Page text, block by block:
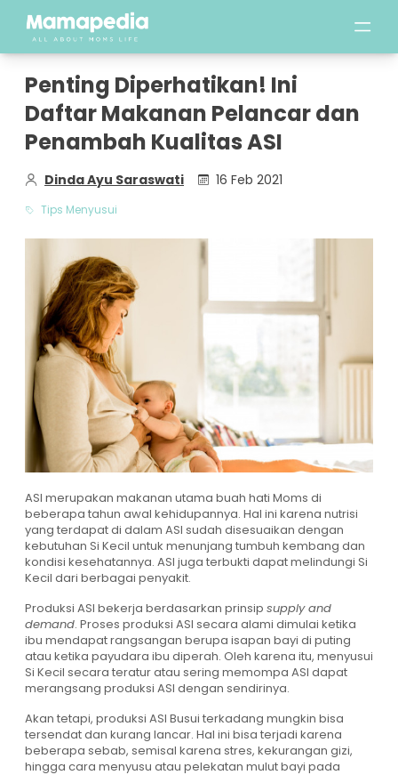
Penting Diperhatikan! Ini
Daftar Makanan Pelancar dan
Penambah Kualitas ASI
Dinda Ayu Saraswati 16 Feb 2021
Tips Menyusui
ASI merupakan makanan utama buah hati Moms di
beberapa tahun awal kehidupannya. Hal ini karena nutrisi
yang terdapat di dalam ASI sudah disesuaikan dengan
kebutuhan Si Kecil untuk menunjang tumbuh kembang dan
kondisi kesehatannya. ASI juga terbukti dapat melindungi Si
Kecil dari berbagai penyakit.
Produksi ASI bekerja berdasarkan prinsip supply and
demand. Proses produksi ASI secara alami dimulai ketika
ibu mendapat rangsangan berupa isapan bayi di puting
atau ketika payudara ibu diperah. Oleh karena itu, menyusui
Si Kecil secara teratur atau sering memompa ASI dapat
merangsang produksi ASI dengan sendirinya.
Akan tetapi, produksi ASI Busui terkadang mungkin bisa
tersendat dan kurang lancar. Hal ini bisa terjadi karena
beberapa sebab, semisal karena stres, kekurangan gizi,
hingga cara menyusu atau pelekatan mulut bayi pada